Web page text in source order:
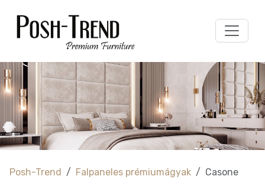
Posh-Trend Falpaneles prémiumágyak Casone